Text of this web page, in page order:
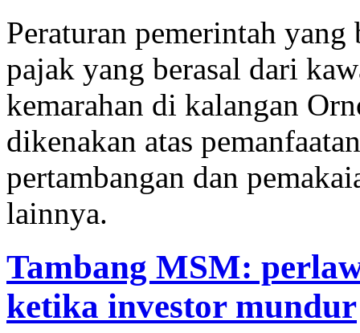
Peraturan pemerintah
pajak yang berasal dari
kemarahan di kalangan
dikenakan atas
pertambangan dan
lainnya.
Tambang MSM:
ketika investor mundur